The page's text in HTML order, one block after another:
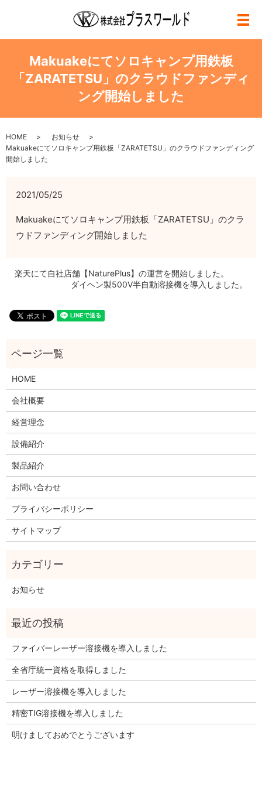
メ
Makuakeにてソロキャンプ用鉄板
「ZARATETSU」のクラウドファンディ
ング開始しました
HOME
お知らせ
Makuakeにてソロキャンプ用鉄板「ZARATETSU」のクラウドファンディング
開始しました
2021/05/25
Makuakeにてソロキャンプ用鉄板「ZARATETSU」のクラ
ウドファンディング開始しました
楽天にて自社店舗【NaturePlus】の運営を開始しました。
ダイヘン製500V半自動溶接機を導入しました。
HOME
会社概要
経営理念
設備紹介
製品紹介
お問い合わせ
プライバシーポリシー
サイトマップ
お知らせ
ファイバーレーザー溶接機を導入しました
全省庁統一資格を取得しました
レーザー溶接機を導入しました
精密TIG溶接機を導入しました
明けましておめでとうございます